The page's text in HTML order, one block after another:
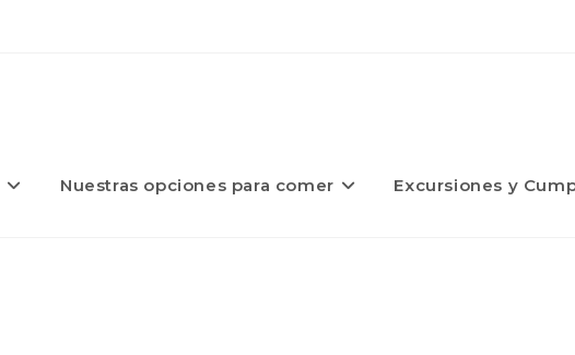
Nuestras opciones para comer Excursiones y